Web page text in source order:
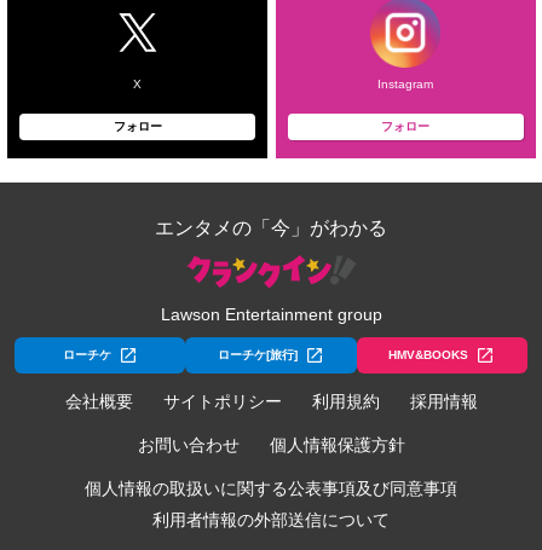
X
フォロー
Instagram
フォロー
エンタメの「今」がわかる
Lawson Entertainment group
ローチケ ローチケ[旅行] HMV&BOOKS
会社概要 サイトポリシー 利用規約 採用情報
お問い合わせ 個人情報保護方針
個人情報の取扱いに関する公表事項及び同意事項
利用者情報の外部送信について